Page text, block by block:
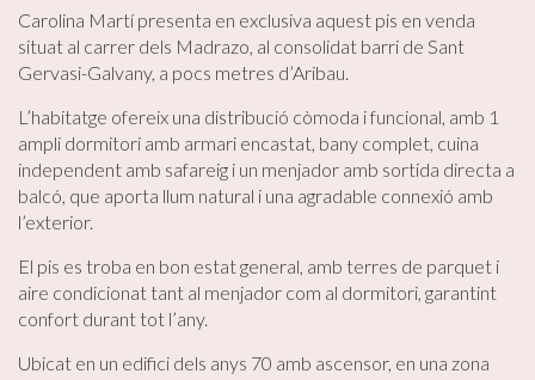
Carolina Martí presenta en exclusiva aquest pis en venda
situat al carrer dels Madrazo, al consolidat barri de Sant
Gervasi-Galvany, a pocs metres d’Aribau.
L’habitatge ofereix una distribució còmoda i funcional, amb 1
ampli dormitori amb armari encastat, bany complet, cuina
independent amb safareig i un menjador amb sortida directa a
balcó, que aporta llum natural i una agradable connexió amb
l’exterior.
El pis es troba en bon estat general, amb terres de parquet i
aire condicionat tant al menjador com al dormitori, garantint
confort durant tot l’any.
Ubicat en un edifici dels anys 70 amb ascensor, en una zona